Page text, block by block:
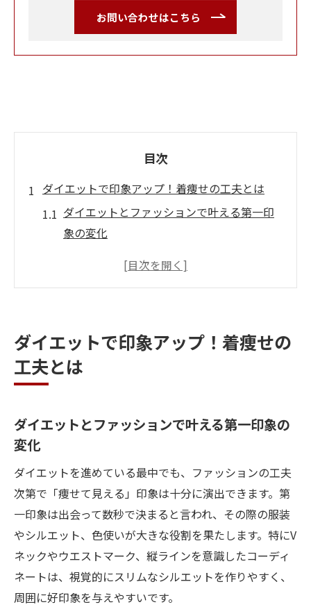
お問い合わせはこちら
目次
ダイエットで印象アップ！着痩せの工夫とは
ダイエットとファッションで叶える第一印
象の変化
着痩せを実現するダイエット中の服選びポ
ダイエット服装が与える周囲の印象の違い
を解説
痩せて見える服選びが叶える新しい自分へ
び方
体型カバーとダイエット服の組み合わせ実
例
痩せて見えるファッションと口コミの実際
ダイエット中も楽しめるボディライン活用
術
ダイエットで印象アップ！着痩せの
工夫とは
ダイエットとファッションで叶える第一印象の
変化
ダイエットを進めている最中でも、ファッションの工夫
次第で「痩せて見える」印象は十分に演出できます。第
一印象は出会って数秒で決まると言われ、その際の服装
やシルエット、色使いが大きな役割を果たします。特にV
ネックやウエストマーク、縦ラインを意識したコーディ
ネートは、視覚的にスリムなシルエットを作りやすく、
周囲に好印象を与えやすいです。